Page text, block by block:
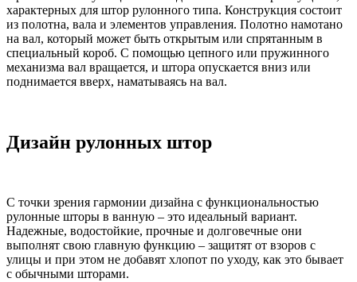
характерных для штор рулонного типа. Конструкция состоит
из полотна, вала и элементов управления. Полотно намотано
на вал, который может быть открытым или спрятанным в
специальный короб. С помощью цепного или пружинного
механизма вал вращается, и штора опускается вниз или
поднимается вверх, наматываясь на вал.
Дизайн рулонных штор
С точки зрения гармонии дизайна с функциональностью
рулонные шторы в ванную – это идеальный вариант.
Надежные, водостойкие, прочные и долговечные они
выполнят свою главную функцию – защитят от взоров с
улицы и при этом не добавят хлопот по уходу, как это бывает
с обычными шторами.